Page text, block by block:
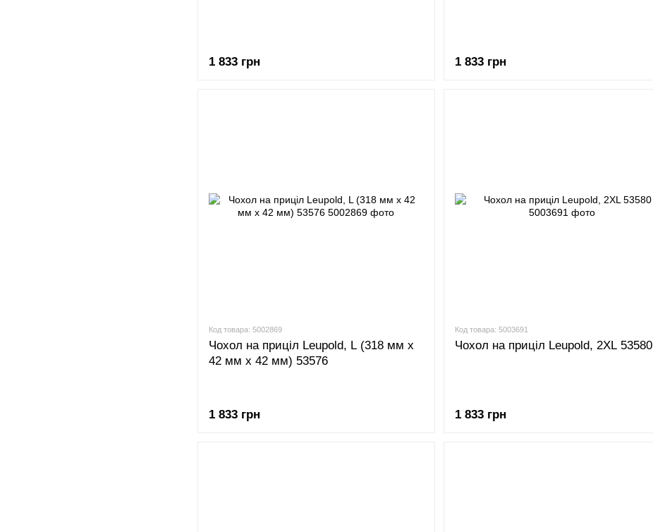
1 833 грн 1 833 грн
Код товара: 5002869
Чохол на приціл Leupold, L (318 мм x
42 мм х 42 мм) 53576
1 833 грн
Код товара: 5003691
Чохол на приціл Leupold, 2XL 53580
1 833 грн